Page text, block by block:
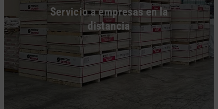
Servicio a empresas en la
distancia